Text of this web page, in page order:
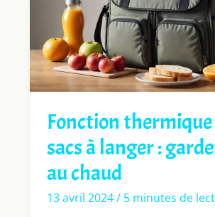
Fonction thermique
sacs à langer :
au chaud
13 avril 2024/ 5 minutes de